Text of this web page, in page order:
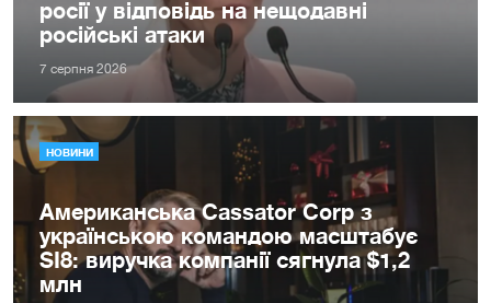
росії у відповідь на нещодавні
російські атаки
7 серпня 2026
НОВИНИ
Американська Cassator Corp з
українською командою масштабує
SI8: виручка компанії сягнула $1,2
млн